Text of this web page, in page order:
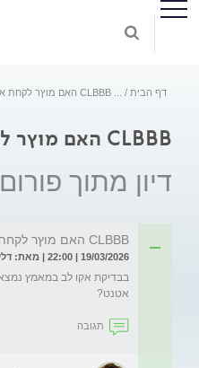
דף הבית CLBBB האם מוץר לקחת אטנט?
CLBBB האם מוץר לקחת אטנט?
דיון מתוך פורום
CLBBB האם מוץר לקחת אטנט?
19/03/2026 | 22:00 | מאת: דליה
אטנט?
תגובה